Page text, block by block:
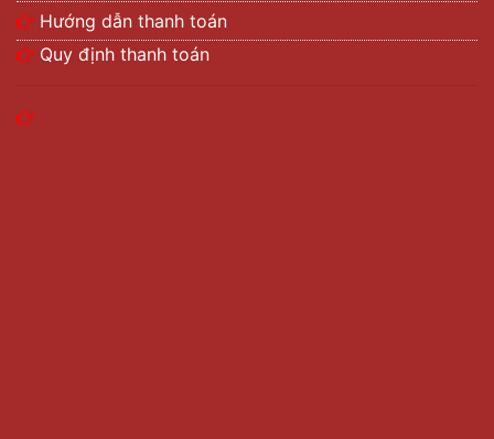
Hướng dẫn thanh toán
Quy định thanh toán